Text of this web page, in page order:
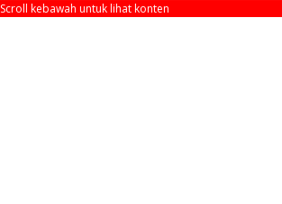
Scroll kebawah untuk lihat konten